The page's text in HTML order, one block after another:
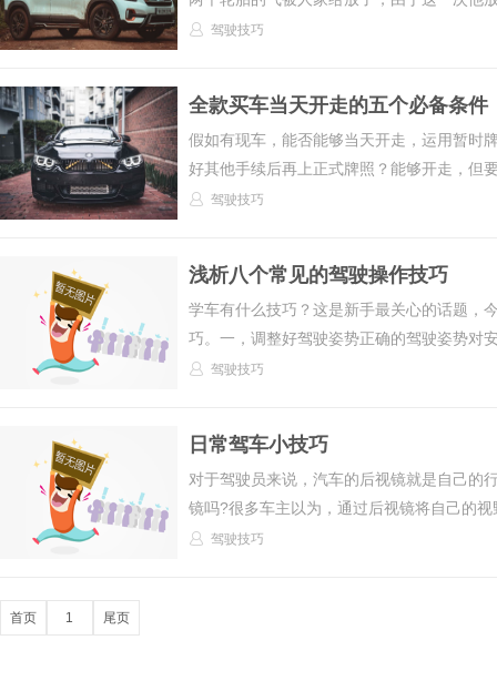
驾驶技巧
全款买车当天开走的五个必备条件
假如有现车，能否能够当天开走，运用暂时
好其他手续后再上正式牌照？能够开走，但
驾驶技巧
浅析八个常见的驾驶操作技巧
学车有什么技巧？这是新手最关心的话题，
巧。一，调整好驾驶姿势正确的驾驶姿势对
驾驶技巧
日常驾车小技巧
对于驾驶员来说，汽车的后视镜就是自己的
镜吗?很多车主以为，通过后视镜将自己的
驾驶技巧
首页 1 尾页